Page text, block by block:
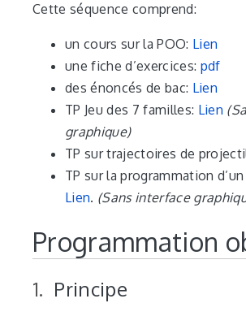
Cette séquence comprend:
un cours sur la POO: Lien
une fiche d’exercices: pdf
des énoncés de bac: Lien
TP Jeu des 7 familles: Lien
graphique)
TP sur trajectoires de
TP sur la programmation
Lien. (Sans interface
Programmation
Principe